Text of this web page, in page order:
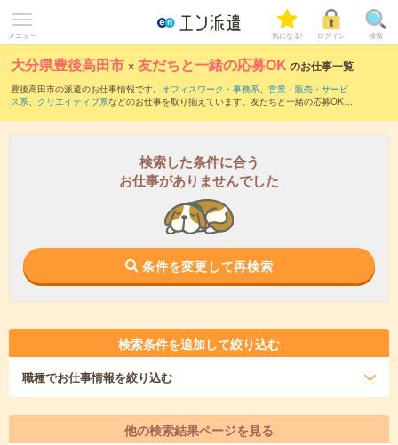
メニュー 気になる! ログイン 検索
大分県豊後高田市 ×友だちと一緒の応募OK のお仕事一覧
豊後高田市の派遣のお仕事情報です。 オフィスワーク・事務系、 営業・販売・サービ
ス系、 クリエイティブ系などのお仕事を取り揃えています。友だちと一緒の応募OKの
検索した条件に合う
お仕事がありませんでした
条件を変更して再検索
検索条件を追加して絞り込む
職種でお仕事情報を絞り込む
他の検索結果ページを見る